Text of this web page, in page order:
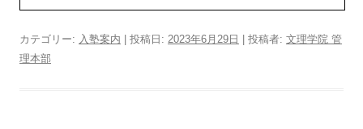
カテゴリー: 入塾案内 | 投稿日: 2023年6月29日 投稿者: 文理学院 管
理本部